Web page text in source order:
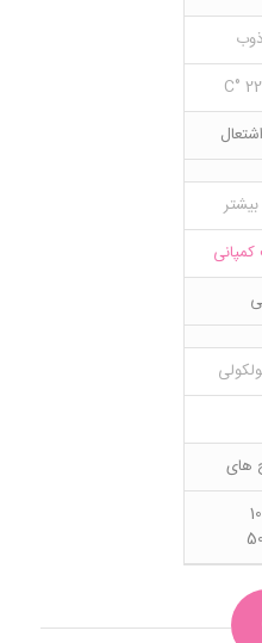
های